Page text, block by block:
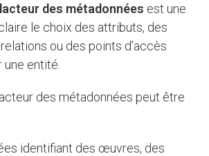
des métadonnées est une
le choix des attributs, des
ou des points d’accès
entité.
identifiant des œuvres, des